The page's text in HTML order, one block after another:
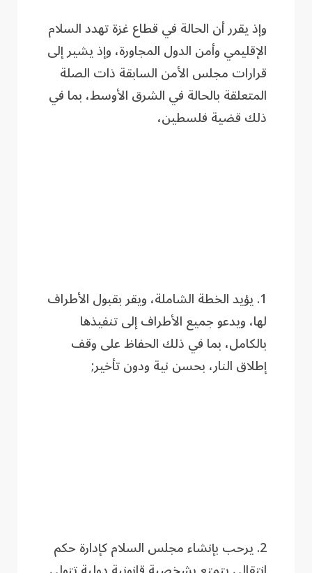
وإذ يقرر أن الحالة في قطاع غزة تهدد السلام
الإقليمي وأمن الدول المجاورة، وإذ يشير إلى
قرارات مجلس الأمن السابقة ذات الصلة
المتعلقة بالحالة في الشرق الأوسط، بما في
ذلك قضية فلسطين،
1. يؤيد الخطة الشاملة، ويقر بقبول الأطراف
لها، ويدعو جميع الأطراف إلى تنفيذها
بالكامل، بما في ذلك الحفاظ على وقف
إطلاق النار، بحسن نية ودون تأخير;
2. يرحب بإنشاء مجلس السلام كإدارة حكم